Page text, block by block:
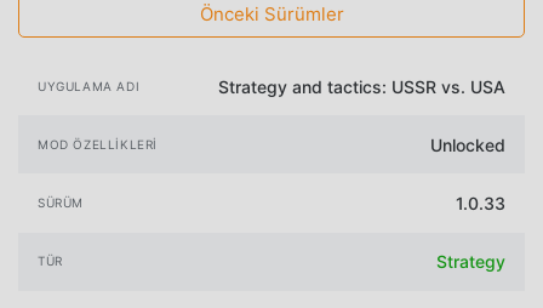
Önceki Sürümler
UYGULAMA ADI Strategy and tactics: USSR vs. USA
MOD ÖZELLIKLERI Unlocked
SÜRÜM 1.0.33
TÜR Strategy